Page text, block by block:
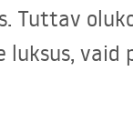
Tuttav
luksus, vaid